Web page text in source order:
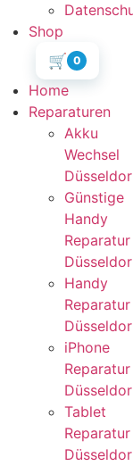
Shop
🛒 0
Home
Reparaturen
Akku
Wechsel
Günstige
Handy
Reparatur
Handy
Reparatur
iPhone
Reparatur
Tablet
Reparatur